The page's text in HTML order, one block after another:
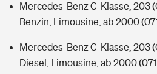
Mercedes-Benz C-Klasse, 203
Benzin, Limousine, ab 2000
Mercedes-Benz C-Klasse, 203
Diesel, Limousine, ab 2000